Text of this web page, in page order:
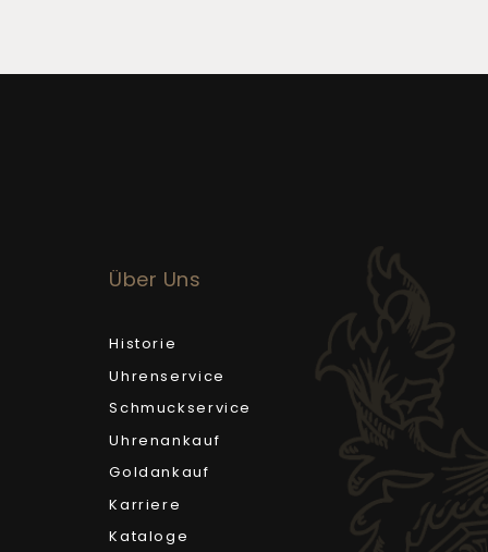
Über Uns
Historie
Uhrenservice
Schmuckservice
Uhrenankauf
Goldankauf
Karriere
Kataloge